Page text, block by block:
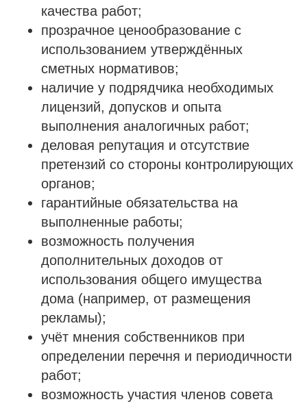
качества работ;
прозрачное ценообразование с
использованием утверждённых
сметных нормативов;
наличие у подрядчика необходимых
лицензий, допусков и опыта
выполнения аналогичных работ;
деловая репутация и отсутствие
претензий со стороны контролирующих
органов;
гарантийные обязательства на
выполненные работы;
возможность получения
дополнительных доходов от
использования общего имущества
дома (например, от размещения
рекламы);
учёт мнения собственников при
определении перечня и периодичности
работ;
возможность участия членов совета